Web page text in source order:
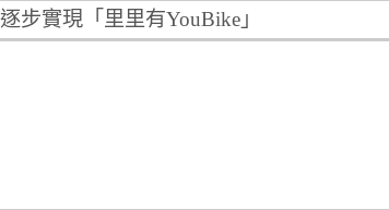
步實現「里里有YouBike」